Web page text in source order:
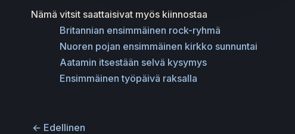
Nämä vitsit saattaisivat myös kiinnostaa
Britannian ensimmäinen rock-ryhmä
Nuoren pojan ensimmäinen kirkko sunnuntai
Aatamin itsestään selvä kysymys
Ensimmäinen työpäivä raksalla
← Edellinen